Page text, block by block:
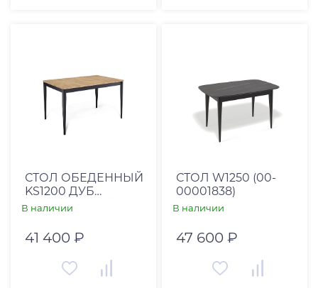
СТОЛ ОБЕДЕННЫЙ
KS1200 ДУБ
КОРИЧНЕВЫЙ/
В наличии
41 400 ₽
СТОЛ W1250 (00-
00001838)
В наличии
47 600 ₽